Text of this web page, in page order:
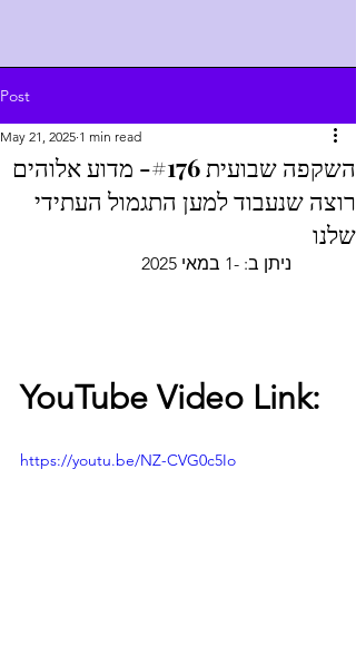
Post
השקפה שבועית #176- מדוע אלוהים
רוצה שנעבוד למען התגמול העתידי
שלנו
May 21, 2025 1 min read
ניתן ב: -1 במאי
YouTube Video Link:
https://youtu.be/NZ-CVG0c5Io